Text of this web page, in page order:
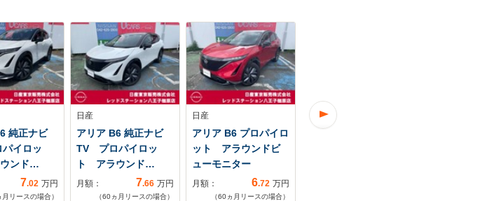
純正ナビ
イロッ
ンド…
7.02 万円
月リースの場合）
日産
アリア B6 純正ナビ
TV プロパイロッ
ト アラウンド…
月額： 7.66 万円
（60ヵ月リースの場合）
日産
アリア B6 プロパイロ
ット アラウンドビ
ューモニター
月額： 6.72 万円
（60ヵ月リースの場合）
日産